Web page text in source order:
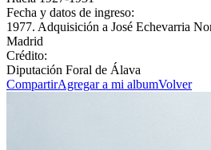
Fecha y datos de ingreso:
1977. Adquisición a José Echevarria
Madrid
Crédito:
Diputación Foral de Álava
CompartirAgregar a mi albumVolver